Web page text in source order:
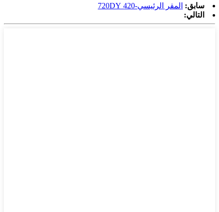
سابق: المقر الرئيسي-420 720DY
التالي: